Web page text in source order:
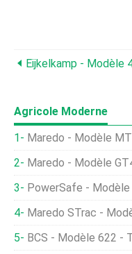
Agricole Moderne
Maredo - Modèle MT200
Maredo - Modèle GT410
PowerSafe -
Maredo STrac -
BCS - Modèle 622 -